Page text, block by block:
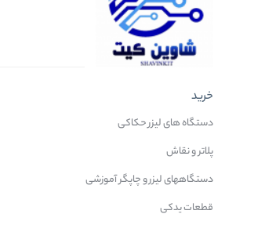
خرید
دستگاه های لیزر حکاکی
پلاتر و نقاش
دستگاههای لیزر و چاپگر آموزشی
قطعات یدکی